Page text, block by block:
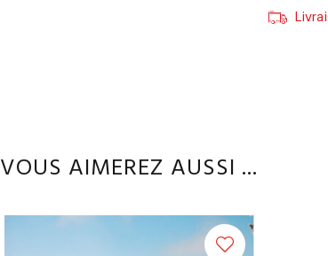
VOUS AIMEREZ AUSSI ...